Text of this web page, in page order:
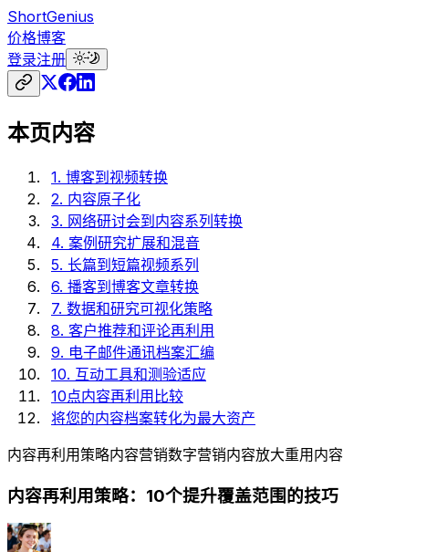
ShortGenius
价格博客
登录注册
本页内容
1. 博客到视频转换
2. 内容原子化
3. 网络研讨会到内容系列转换
4. 案例研究扩展和混音
5. 长篇到短篇视频系列
6. 播客到博客文章转换
7. 数据和研究可视化策略
8. 客户推荐和评论再利用
9. 电子邮件通讯档案汇编
10. 互动工具和测验适应
10点内容再利用比较
将您的内容档案转化为最大资产
内容再利用策略内容营销数字营销内容放大重用内容
内容再利用策略：10个提升覆盖范围的技巧